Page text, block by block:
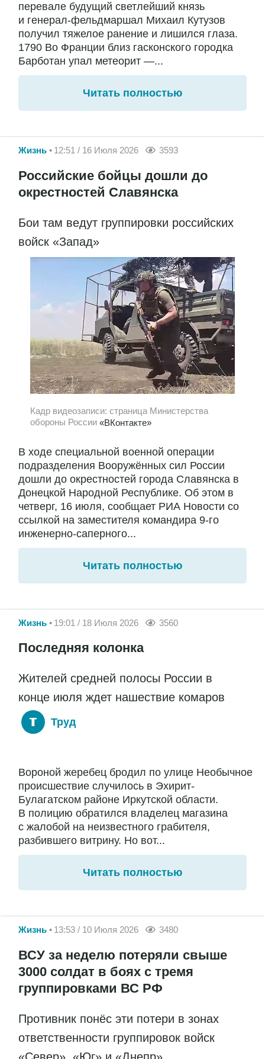
перевале будущий светлейший князь
и генерал-фельдмаршал Михаил Кутузов
получил тяжелое ранение и лишился глаза.
1790 Во Франции близ гасконского городка
Барботан упал метеорит —...
Читать полностью
Жизнь 12:51 / 16 Июля 2026 3593
Российские бойцы дошли до
окрестностей Славянска
Бои там ведут группировки российских
войск «Запад»
Кадр видеозаписи: страница Министерства
обороны России «ВКонтакте»
В ходе специальной военной операции
подразделения Вооружённых сил России
дошли до окрестностей города Славянска в
Донецкой Народной Республике. Об этом в
четверг, 16 июля, сообщает РИА Новости со
ссылкой на заместителя командира 9-го
инженерно-саперного...
Читать полностью
Жизнь 19:01 / 18 Июля 2026 3560
Последняя колонка
Жителей средней полосы России в
конце июля ждет нашествие комаров
Труд
Вороной жеребец бродил по улице Необычное
происшествие случилось в Эхирит-
Булагатском районе Иркутской области.
В полицию обратился владелец магазина
с жалобой на неизвестного грабителя,
разбившего витрину. Но вот...
Читать полностью
Жизнь 13:53 / 10 Июля 2026 3480
ВСУ за неделю потеряли свыше
3000 солдат в боях с тремя
группировками ВС РФ
Противник понёс эти потери в зонах
ответственности группировок войск
«Север», «Юг» и «Днепр»